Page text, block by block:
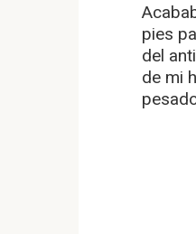
pies
del
de mi